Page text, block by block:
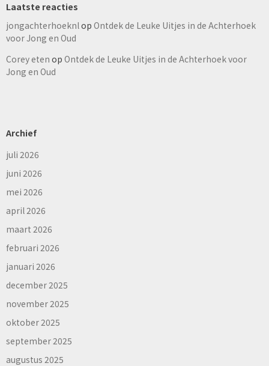
Laatste reacties
jongachterhoeknlop Ontdek de Leuke Uitjes in de Achterhoek
voor Jong en Oud
Corey eten op Ontdek de Leuke Uitjes in de Achterhoek voor
Jong en Oud
Archief
juli 2026
juni 2026
mei 2026
april 2026
maart 2026
februari 2026
januari 2026
december 2025
november 2025
oktober 2025
september 2025
augustus 2025